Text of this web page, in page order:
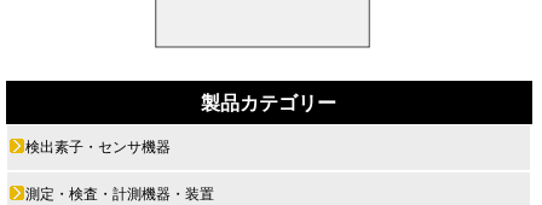
製品カテゴリー
検出素子・センサ機器
測定・検査・計測機器・装置